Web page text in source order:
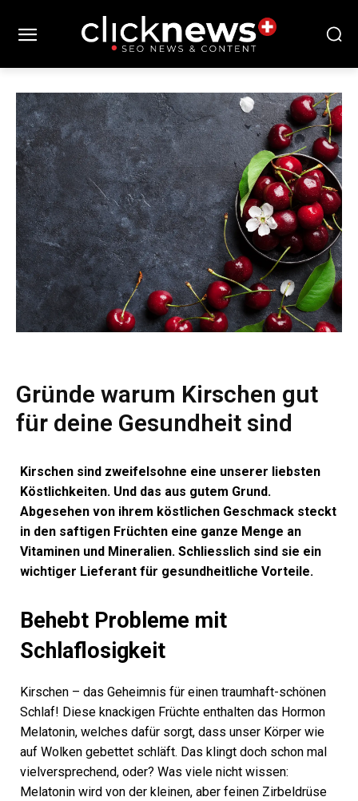
Gründe warum Kirschen gut
für deine Gesundheit sind
Kirschen sind zweifelsohne eine unserer liebsten
Köstlichkeiten. Und das aus gutem Grund.
Abgesehen von ihrem köstlichen Geschmack steckt
in den saftigen Früchten eine ganze Menge an
Vitaminen und Mineralien. Schliesslich sind sie ein
wichtiger Lieferant für gesundheitliche Vorteile.
Behebt Probleme mit
Schlaflosigkeit
Kirschen – das Geheimnis für einen traumhaft-schönen
Schlaf! Diese knackigen Früchte enthalten das Hormon
Melatonin, welches dafür sorgt, dass unser Körper wie
auf Wolken gebettet schläft. Das klingt doch schon mal
vielversprechend, oder? Was viele nicht wissen:
Melatonin wird von der kleinen, aber feinen Zirbeldrüse